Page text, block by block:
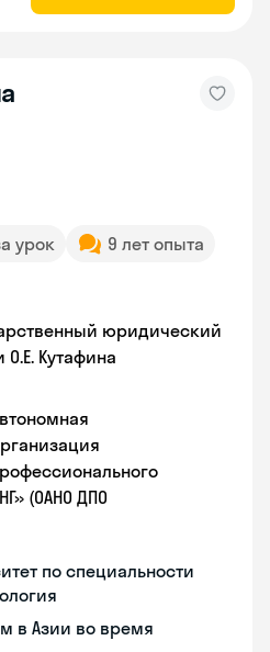
урок
9 лет опыта
юридический
Кутафина
(ОАНО ДПО
по специальности
в Азии во время